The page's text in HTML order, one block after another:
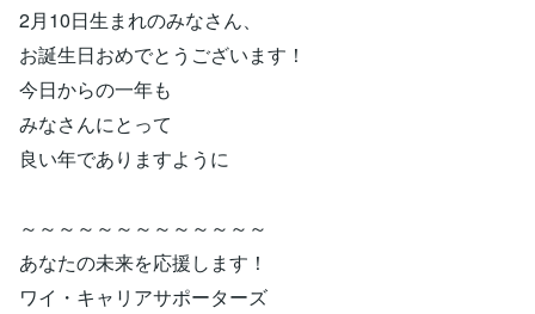
2月10日生まれのみなさん、
お誕生日おめでとうございます！
今日からの一年も
みなさんにとって
良い年でありますように
～～～～～～～～～～～～～
あなたの未来を応援します！
ワイ・キャリアサポーターズ